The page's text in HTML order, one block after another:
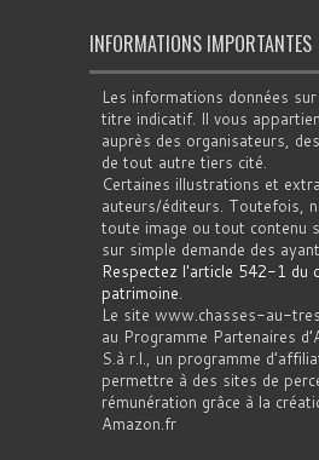
INFORMATIONS IMPORTANTES
Les informations données
titre indicatif. Il vous
auprès des organisateurs,
de tout autre tiers cité.
Certaines illustrations et
auteurs/éditeurs. Toutefois,
toute image ou tout contenu
sur simple demande des
Respectez l'article 542-1 du
patrimoine.
Le site www.chasses-au-
au Programme Partenaires
S.à r.l., un programme
permettre à des sites de
rémunération grâce à la
Amazon.fr